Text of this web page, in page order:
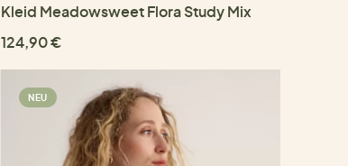
Kleid Meadowsweet Flora Study Mix
124,90 €
NEU